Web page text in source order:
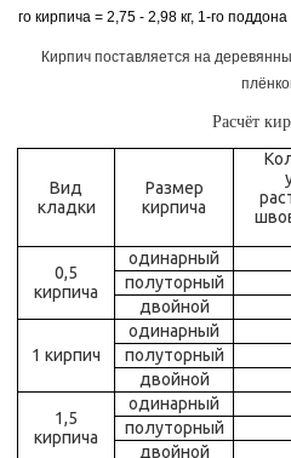
го кирпича = 2,75 - 2,98 кг, 1-го поддона
Кирпич поставляется на
Расчёт
Вид
кладки
Размер
кирпича
0,5
кирпича
одинарный
полуторный
двойной
1 кирпич
одинарный
полуторный
двойной
1,5
кирпича
одинарный
полуторный
двойной